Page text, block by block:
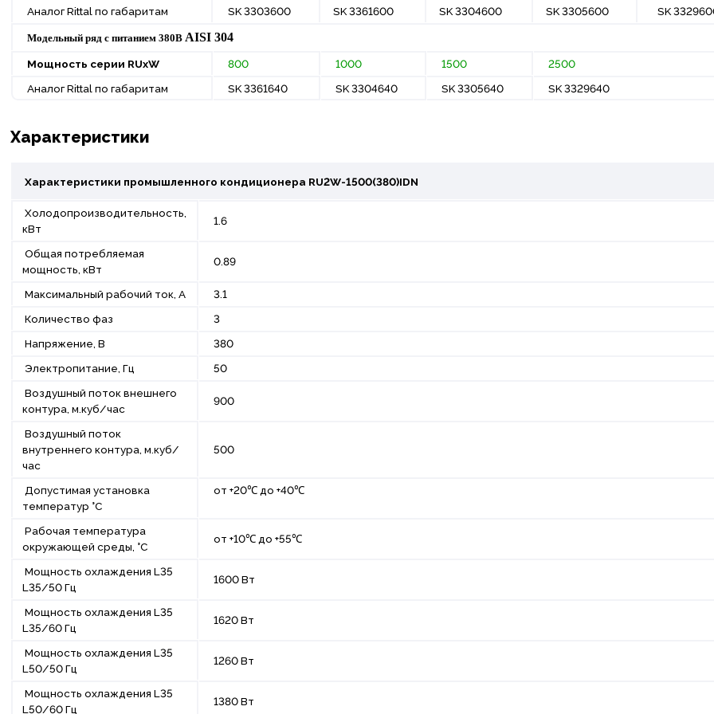
Аналог Rittal по габаритам SK 3303600 SK 3361600 SK 3304600 SK 3305600 SK
Модельный ряд с питанием 380В AISI304
Мощность серии RUxW 800 1000 1500
2500
Аналог Rittal по габаритам
SK 3361640 SK 3304640 SK 3305640 SK 3329640
Характеристики
Характеристики промышленного кондиционера RU2W-1500(380)IDN
Холодопроизводительность,
кВт
1.6
Общая потребляемая
мощность, кВт
0.89
Максимальный рабочий ток, А
3.1
Количество фаз
3
Напряжение, В
380
Электропитание, Гц
50
Воздушный поток внешнего
контура, м.куб/час
900
Воздушный поток
внутреннего контура, м.куб/
час
500
Допустимая установка
температур °С
от +20℃ до +40℃
Рабочая температура
окружающей среды, °С
от +10℃ до +55℃
Мощность охлаждения L35
L35/50 Гц
1600 Вт
Мощность охлаждения L35
L35/60 Гц
1620 Вт
Мощность охлаждения L35
L50/50 Гц
1260 Вт
Мощность охлаждения L35
L50/60 Гц
1380 Вт